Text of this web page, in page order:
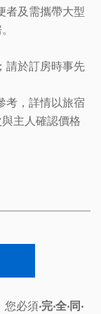
者及需攜帶大型
請於訂房時事先
考，詳情以旅宿
主人確認價格
您必須‧完‧全‧同‧